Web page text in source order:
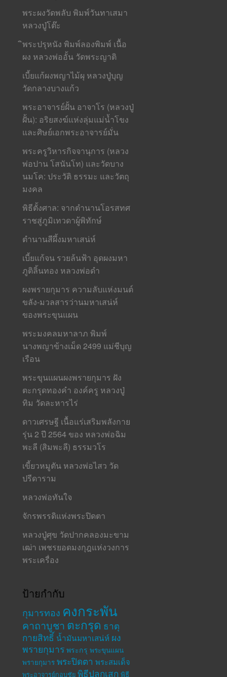
พระผงวัดพลับ พิมพ์วันทาเสมา
หลวงปู่โต๊ะ
ิพระปรุหนัง พิมพ์ลองพิมพ์ เนื้อ
ผง หลวงพ่ออั้น วัดพระญาติ
เบี้ยแก้ผงพญาไม้ผุ หลวงปู่บุญ
วัดกลางบางแก้ว
พระอาจารย์ฝั้น อาจาโร (หลวงปู่
ฝั้น): อริยสงฆ์แห่งลุ่มแม่น้ำโขง
และศิษย์เอกพระอาจารย์มั่น
พระครูวิหารกิจจานุการ (หลวง
พ่อปาน โสนันโท) และวัดบาง
นมโค: ประวัติ ธรรมะ และวัตถุ
มงคล
พิธีตั้งศาล: จากตำนานโอรสทศ
ราชสู่ภูมิเทวดาผู้พิทักษ์
ตำนานสีผึ้งมหาเสน่ห์
เบี้ยแก้จน รวยล้นฟ้า อุดผงมหา
ภูติลิ้นทอง หลวงพ่อดำ
ผงพรายกุมาร ความลับแห่งมนต์
ขลัง-มวลสารว่านมหาเสน่ห์
ของพระขุนแผน
พระมงคลมหาลาภ พิมพ์
นางพญาข้างเม็ด 2499 แม่ชีบุญ
เรือน
พระขุนแผนผงพรายกุมาร ฝัง
ตะกรุดทองคำ องค์ครู หลวงปู่
ทิม วัดละหารไร่
ดาวเศรษฐี เนื้อแร่เสริมพลังกาย
รุ่น 2 ปี 2564 ของ หลวงพ่อฉิม
พะลี (สิมพะลี) ธรรมวโร
เขี้ยวหมูตัน หลวงพ่อไสว วัด
ปรีดาราม
หลวงพ่อทันใจ
จักรพรรดิแห่งพระปิดตา
หลวงปู่ศุข วัดปากคลองมะขาม
เฒ่า เพชรยอดมงกุฎแห่งวงการ
พระเครื่อง
ป้ายกำกับ
กุมารทอง คงกระพัน
คาถาบูชา ตะกรุด ธาตุ
กายสิทธิ์ น้ำมันมหาเสน่ห์ ผง
พรายกุมาร พระกรุ พระขุนแผน
พรายกุมาร พระปิดตา พระสมเด็จ
พระอาจารย์กอบชัย พิธีปลุกเสก พิธี